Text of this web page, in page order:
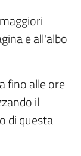
e all'albo
fino alle ore
il
di questa